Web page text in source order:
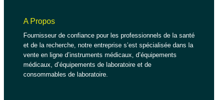
A Propos
Fournisseur de confiance pour les professionnels de la santé
et de la recherche, notre entreprise s’est spécialisée dans la
vente en ligne d’instruments médicaux, d’équipements
médicaux, d’équipements de laboratoire et de
consommables de laboratoire.